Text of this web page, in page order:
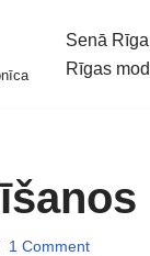
Senā Rīga
Rīgas
1 Comment